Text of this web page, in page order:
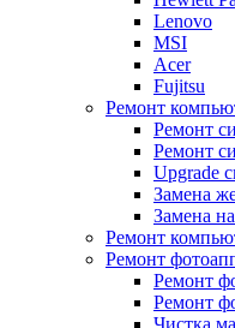
Lenovo
MSI
Acer
Fujitsu
Ремонт
Ремонт
Ремонт
Upgrade
Замена
Замена
Ремонт
Ремонт
Ремонт
Ремонт
Чистка